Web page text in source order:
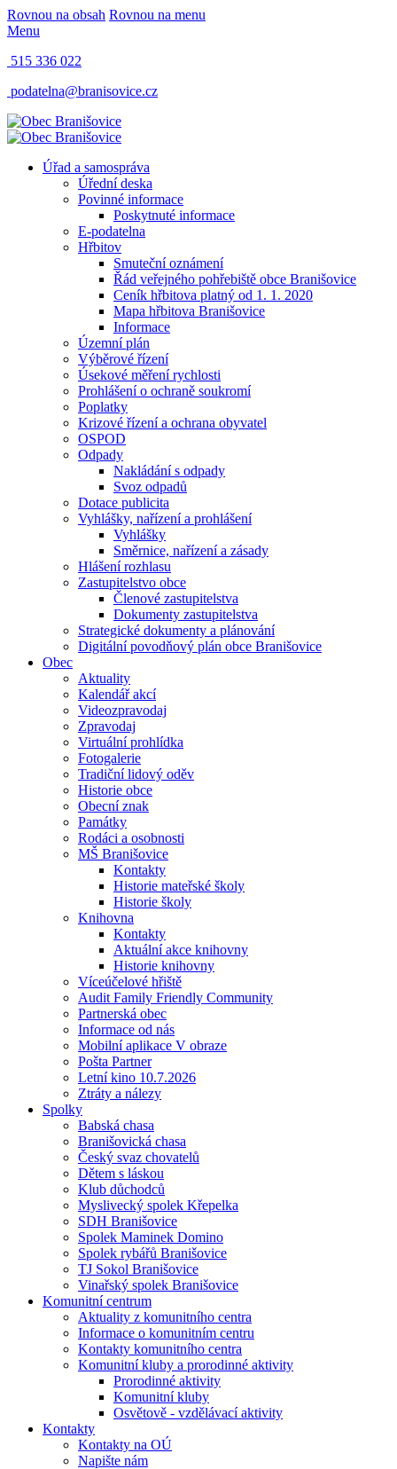
Rovnou na obsah Rovnou na menu
Menu
515 336 022
podatelna@branisovice.cz
Úřad a samospráva
Úřední deska
Povinné informace
Poskytnuté informace
E-podatelna
Hřbitov
Smuteční oznámení
Řád veřejného pohřebiště obce Branišovice
Ceník hřbitova platný od 1. 1. 2020
Mapa hřbitova Branišovice
Informace
Územní plán
Výběrové řízení
Úsekové měření rychlosti
Prohlášení o ochraně soukromí
Poplatky
Krizové řízení a ochrana obyvatel
OSPOD
Odpady
Nakládání s odpady
Svoz odpadů
Dotace publicita
Vyhlášky, nařízení a prohlášení
Vyhlášky
Směrnice, nařízení a zásady
Hlášení rozhlasu
Zastupitelstvo obce
Členové zastupitelstva
Dokumenty zastupitelstva
Strategické dokumenty a plánování
Digitální povodňový plán obce Branišovice
Obec
Aktuality
Kalendář akcí
Videozpravodaj
Zpravodaj
Virtuální prohlídka
Fotogalerie
Tradiční lidový oděv
Historie obce
Obecní znak
Památky
Rodáci a osobnosti
MŠ Branišovice
Kontakty
Historie mateřské školy
Historie školy
Knihovna
Kontakty
Aktuální akce knihovny
Historie knihovny
Víceúčelové hřiště
Audit Family Friendly Community
Partnerská obec
Informace od nás
Mobilní aplikace V obraze
Pošta Partner
Letní kino 10.7.2026
Ztráty a nálezy
Spolky
Babská chasa
Branišovická chasa
Český svaz chovatelů
Dětem s láskou
Klub důchodců
Myslivecký spolek Křepelka
SDH Branišovice
Spolek Maminek Domino
Spolek rybářů Branišovice
TJ Sokol Branišovice
Vinařský spolek Branišovice
Komunitní centrum
Aktuality z komunitního centra
Informace o komunitním centru
Kontakty komunitního centra
Komunitní kluby a prorodinné aktivity
Prorodinné aktivity
Komunitní kluby
Osvětově - vzdělávací aktivity
Kontakty
Kontakty na OÚ
Napište nám